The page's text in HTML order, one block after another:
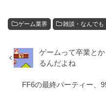
ゲーム業界 雑談・なんでも
ゲームって卒業と
るんだよね
FF6の最終パーティー、